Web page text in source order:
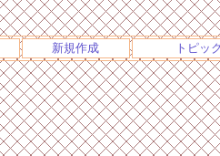
新規作成 トピッ